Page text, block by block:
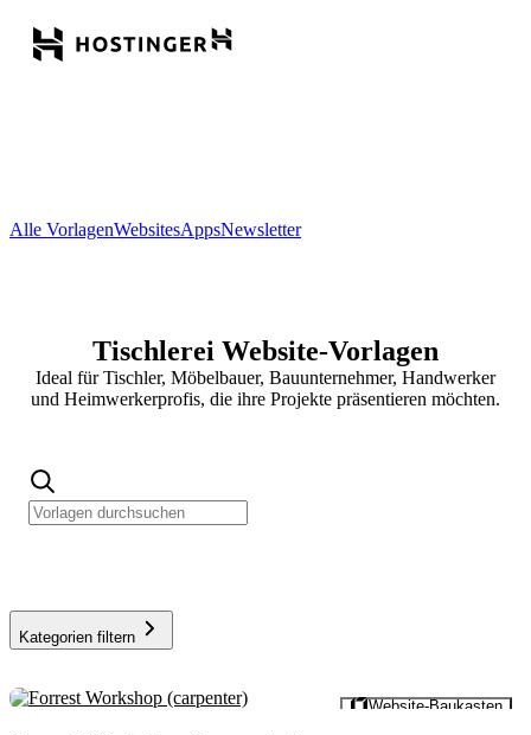
Alle VorlagenWebsitesAppsNewsletter
Tischlerei Website-Vorlagen
Ideal für Tischler, Möbelbauer, Bauunternehmer, Handwerker
und Heimwerkerprofis, die ihre Projekte präsentieren möchten.
Kategorien filtern
Vorschau Website-Baukasten